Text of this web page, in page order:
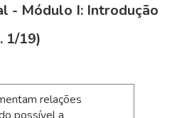
- Módulo I: Introdução
1/19)
relações